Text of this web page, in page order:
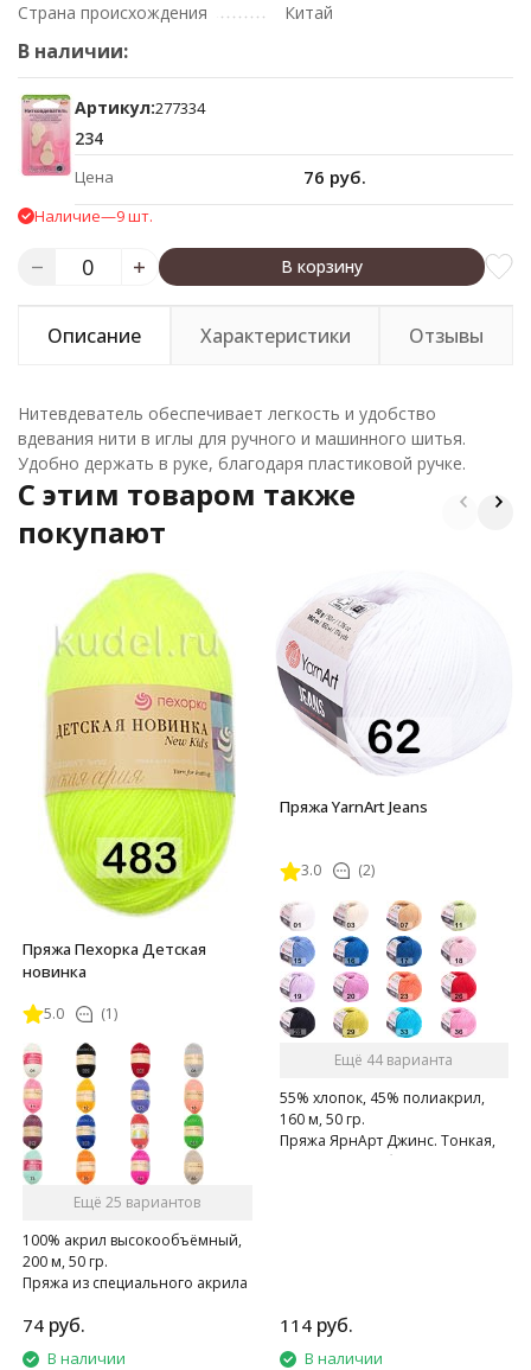
Страна происхождения
Китай
В наличии:
Артикул:277334
234
Цена 76 руб.
Наличие—9 шт.
В корзину
Описание Характеристики Отзывы
Нитевдеватель обеспечивает легкость и удобство
вдевания нити в иглы для ручного и машинного шитья.
Удобно держать в руке, благодаря пластиковой ручке.
C этим товаром также
покупают
Пряжа Пехорка Детская
новинка
5.0 (1)
Ещё 25 вариантов
100% акрил высокообъёмный,
200 м, 50 гр.
Пряжа из специального акрила
74 руб.
В наличии
Пряжа YarnArt Jeans
3.0 (2)
Ещё 44 варианта
55% хлопок, 45% полиакрил,
160 м, 50 гр.
Пряжа ЯрнАрт Джинс. Тонкая,
мягкая, слегка бархатистая
114 руб.
В наличии